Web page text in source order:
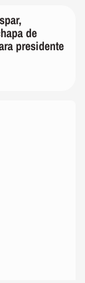
de
presidente